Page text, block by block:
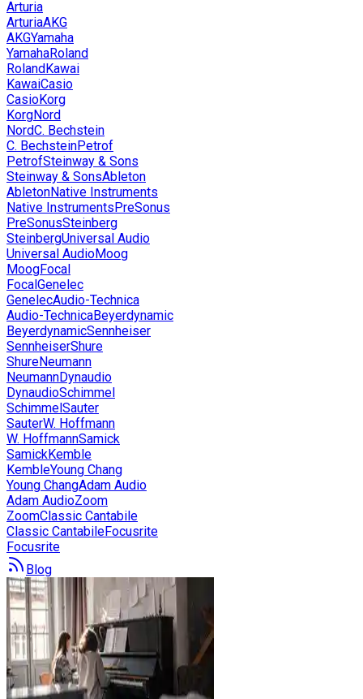
Arturia
ArturiaAKG
AKGYamaha
YamahaRoland
RolandKawai
KawaiCasio
CasioKorg
KorgNord
NordC. Bechstein
C. BechsteinPetrof
PetrofSteinway & Sons
Steinway & SonsAbleton
AbletonNative Instruments
Native InstrumentsPreSonus
PreSonusSteinberg
SteinbergUniversal Audio
Universal AudioMoog
MoogFocal
FocalGenelec
GenelecAudio-Technica
Audio-TechnicaBeyerdynamic
BeyerdynamicSennheiser
SennheiserShure
ShureNeumann
NeumannDynaudio
DynaudioSchimmel
SchimmelSauter
SauterW. Hoffmann
W. HoffmannSamick
SamickKemble
KembleYoung Chang
Young ChangAdam Audio
Adam AudioZoom
ZoomClassic Cantabile
Classic CantabileFocusrite
Focusrite
Blog